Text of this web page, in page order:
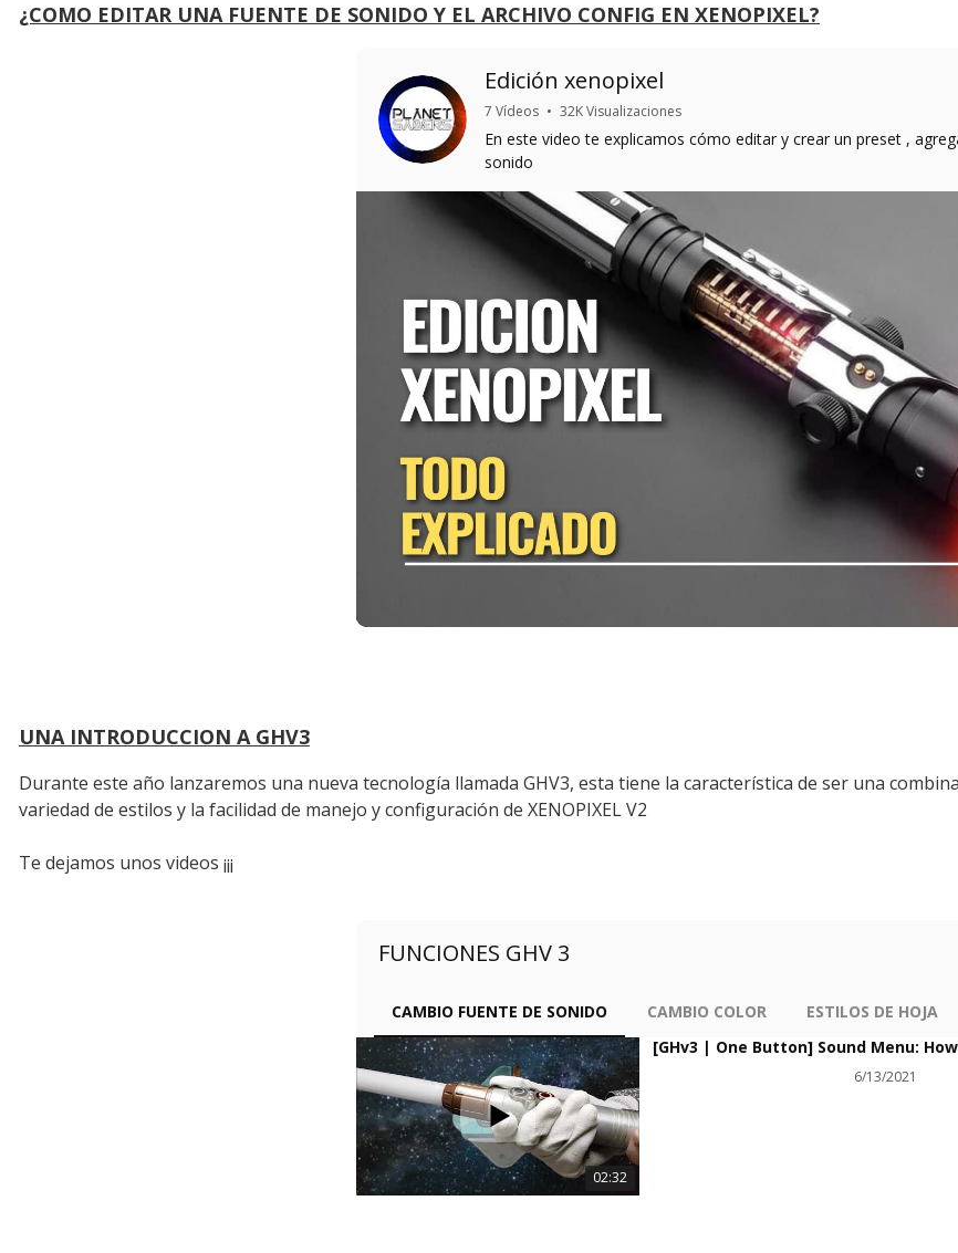
¿COMO EDITAR UNA FUENTE DE SONIDO Y EL ARCHIVO CONFIG EN XENOPIXEL?
Edición xenopixel
7 Vídeos • 32K Visualizaciones
En este video te explicamos cómo editar y crear un preset ,
sonido
UNA INTRODUCCION A GHV3
Durante este año lanzaremos una nueva tecnología llamada GHV3, esta tiene la característica de ser una
variedad de estilos y la facilidad de manejo y configuración de XENOPIXEL V2
Te dejamos unos videos ¡¡¡
FUNCIONES GHV 3
CAMBIO FUENTE DE SONIDO CAMBIO COLOR ESTILOS DE HOJA
02:32
6/13/2021